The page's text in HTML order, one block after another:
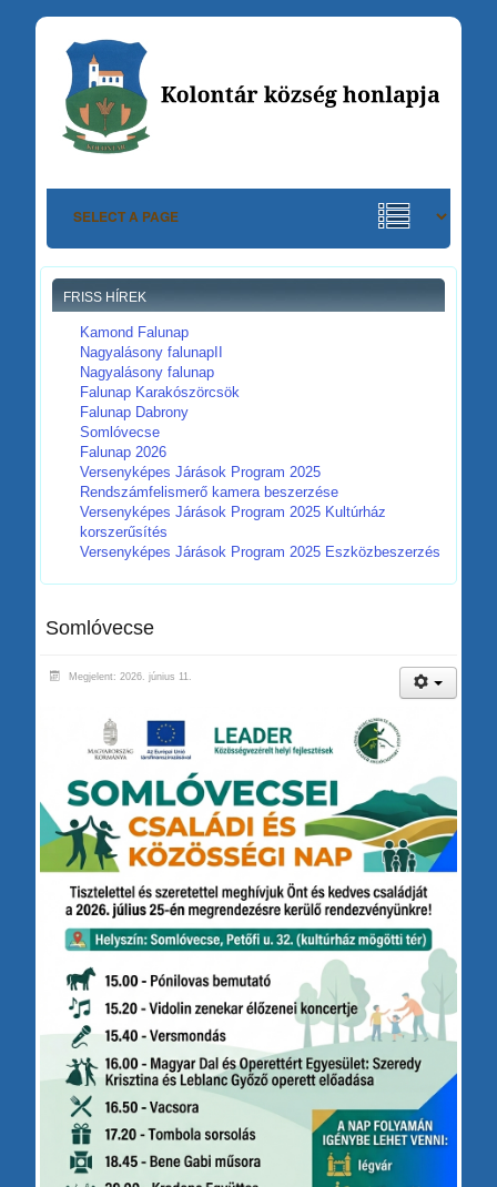
FRISS HÍREK
Kamond Falunap
Nagyalásony falunapII
Nagyalásony falunap
Falunap Karakószörcsök
Falunap Dabrony
Somlóvecse
Falunap 2026
Versenyképes Járások Program 2025
Rendszámfelismerő kamera beszerzése
Versenyképes Járások Program 2025 Kultúrház
korszerűsítés
Versenyképes Járások Program 2025 Eszközbeszerzés
Somlóvecse
Megjelent: 2026. június 11.